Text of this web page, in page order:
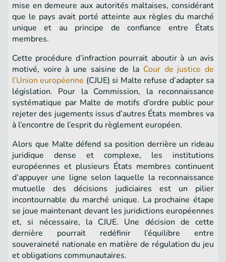
mise en demeure aux autorités maltaises, considérant
que le pays avait porté atteinte aux règles du marché
unique et au principe de confiance entre États
membres.
Cette procédure d’infraction pourrait aboutir à un avis
motivé, voire à une saisine de la Cour de justice de
l’Union européenne (CJUE) si Malte refuse d’adapter sa
législation. Pour la Commission, la reconnaissance
systématique par Malte de motifs d’ordre public pour
rejeter des jugements issus d’autres États membres va
à l’encontre de l’esprit du règlement européen.
Alors que Malte défend sa position derrière un rideau
juridique dense et complexe, les institutions
européennes et plusieurs États membres continuent
d’appuyer une ligne selon laquelle la reconnaissance
mutuelle des décisions judiciaires est un pilier
incontournable du marché unique. La prochaine étape
se joue maintenant devant les juridictions européennes
et, si nécessaire, la CJUE. Une décision de cette
dernière pourrait redéfinir l’équilibre entre
souveraineté nationale en matière de régulation du jeu
et obligations communautaires.